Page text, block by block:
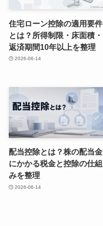
住宅ローン控除の適用要件
とは？所得制限・床面積・
返済期間10年以上を整理
2026-06-14
配当控除とは？株の配当金
にかかる税金と控除の仕組
みを整理
2026-06-14